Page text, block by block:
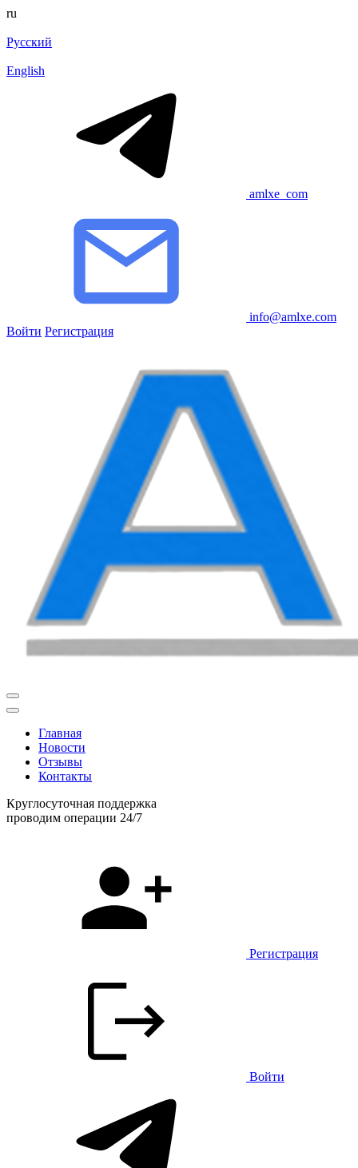
ru
Русский
English
amlxe_com
info@amlxe.com
Войти Регистрация
Главная
Новости
Отзывы
Контакты
Круглосуточная поддержка
проводим операции 24/7
Регистрация
Войти